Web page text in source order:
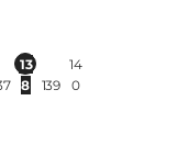
13
8
139
14
0